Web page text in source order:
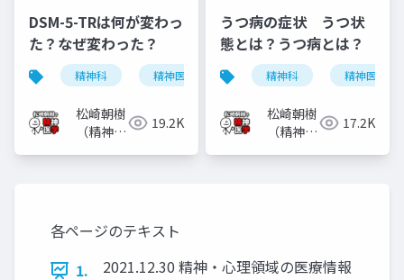
DSM-5-TRは何が変わっ
た？なぜ変わった？
精神科 精神医学 dsm-5-tr dsm-5
松崎朝樹
（精神科
19.2K
うつ病の症状 うつ状
態とは？うつ病とは？
精神科 精神医学
松崎朝樹
（精神科
17.2K
各ページのテキスト
1.
2021.12.30 精神・心理領域の医療情報